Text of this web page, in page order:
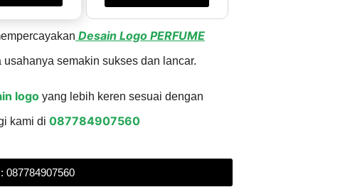
Desain Logo PERFUME
usahanya semakin sukses dan lancar.
logo yang lebih keren sesuai dengan
kami di 087784907560
087784907560